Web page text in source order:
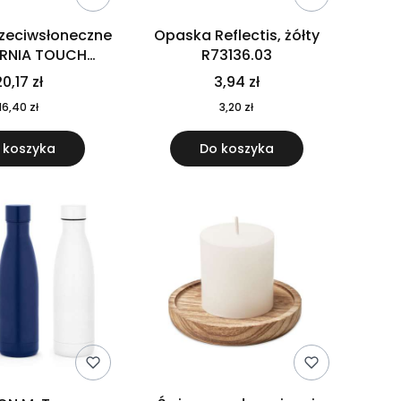
TOUCH
10
zł
zł
Opaska Reflectis, żółty
R73136.03
3,94 zł
3,20 zł
Do koszyka